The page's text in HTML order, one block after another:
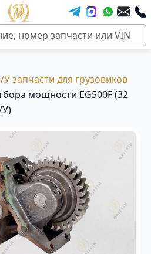
запчасти для грузовиков
мощности EG500F (32
У)